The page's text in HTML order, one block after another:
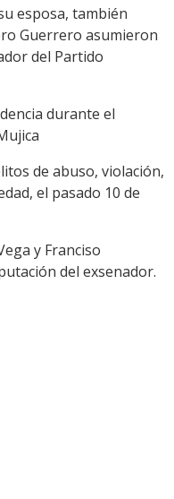
Link
esposa, también
Guerrero asumieron
del Partido
durante el
de abuso, violación,
el pasado 10 de
y Franciso
del exsenador.